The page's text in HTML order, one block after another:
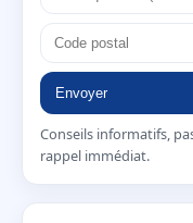
Envoyer
Conseils informatifs,
rappel immédiat.